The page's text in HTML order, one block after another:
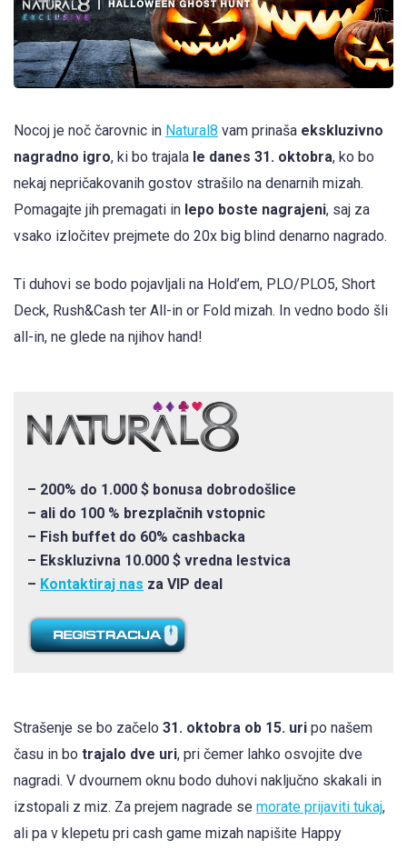
Nocoj je noč čarovnic in Natural8 vam prinaša ekskluzivno
nagradno igro, ki bo trajala le danes 31. oktobra, ko bo
nekaj nepričakovanih gostov strašilo na denarnih mizah.
Pomagajte jih premagati in lepo boste nagrajeni, saj za
vsako izločitev prejmete do 20x big blind denarno nagrado.
Ti duhovi se bodo pojavljali na Hold’em, PLO/PLO5, Short
Deck, Rush&Cash ter All-in or Fold mizah. In vedno bodo šli
all-in, ne glede na njihov hand!
– 200% do 1.000 $ bonusa dobrodošlice
– ali do 100 % brezplačnih vstopnic
– Fish buffet do 60% cashbacka
– Ekskluzivna 10.000 $ vredna lestvica
– Kontaktiraj nas za VIP deal
Strašenje se bo začelo 31. oktobra ob 15. uri po našem
času in bo trajalo dve uri, pri čemer lahko osvojite dve
nagradi. V dvournem oknu bodo duhovi naključno skakali in
izstopali z miz. Za prejem nagrade se morate prijaviti tukaj,
ali pa v klepetu pri cash game mizah napišite Happy